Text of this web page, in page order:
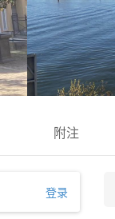
附注
登录